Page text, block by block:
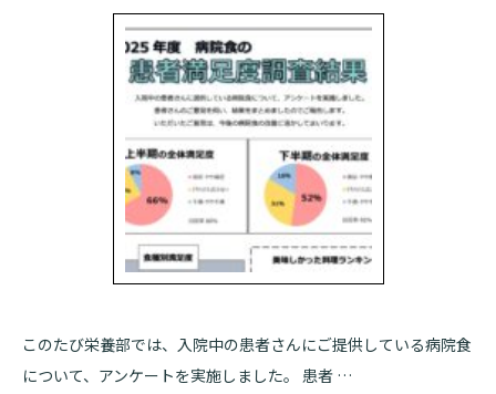
このたび栄養部では、入院中の患者さんにご提供している病院食
について、アンケートを実施しました。 患者 …